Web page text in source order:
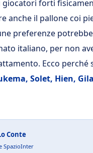
giocatori forti
anche il pallone coi
preferenze
italiano, per non
Ecco perché
Solet, Hien, Gila
Conte
SpazioInter